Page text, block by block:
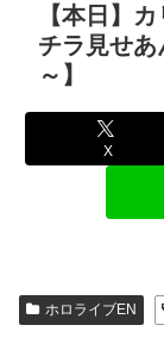
【本日】
チラ見せ
～】
X
ホロライブEN